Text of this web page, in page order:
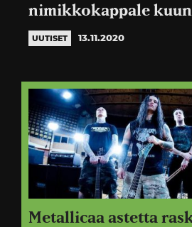
nimikkokappale
UUTISET 13.11.2020
Metallicaa astetta